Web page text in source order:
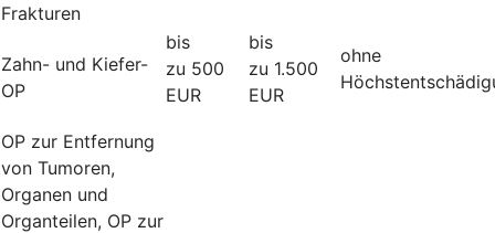
Frakturen
Zahn- und Kiefer-
OP
bis
zu 500
EUR
bis
zu 1.500
EUR
ohne
OP zur Entfernung
von Tumoren,
Organen und
Organteilen, OP zur